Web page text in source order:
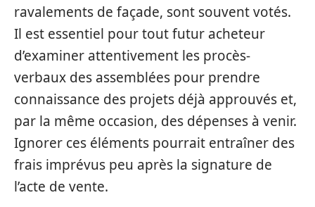
ravalements de façade, sont souvent votés.
Il est essentiel pour tout futur acheteur
d’examiner attentivement les procès-
verbaux des assemblées pour prendre
connaissance des projets déjà approuvés et,
par la même occasion, des dépenses à venir.
Ignorer ces éléments pourrait entraîner des
frais imprévus peu après la signature de
l’acte de vente.